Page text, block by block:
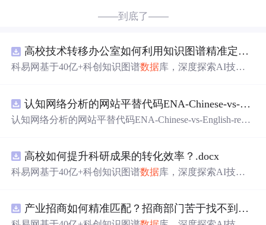
——到底了——
高校技术转移办公室如何利用知识图谱精准定位产业需求与技术适配点？.docx
科易网基于40亿+科创知识图谱数据库，深度探索AI技术
新领域的AI+数智化解决方案，推动科技创新与产业创新
智能化发展。
认知网络分析的网站平替代码ENA-Chinese-vs-English-reproducible.zip
认知网络分析的网站平替代码ENA-Chinese-vs-English-repro
高校如何提升科研成果的转化效率？.docx
科易网基于40亿+科创知识图谱数据库，深度探索AI技术
新领域的AI+数智化解决方案，推动科技创新与产业创新
智能化发展。
产业招商如何精准匹配？招商部门苦于找不到符合产业链补链强链方向的目标企业怎么办？.docx